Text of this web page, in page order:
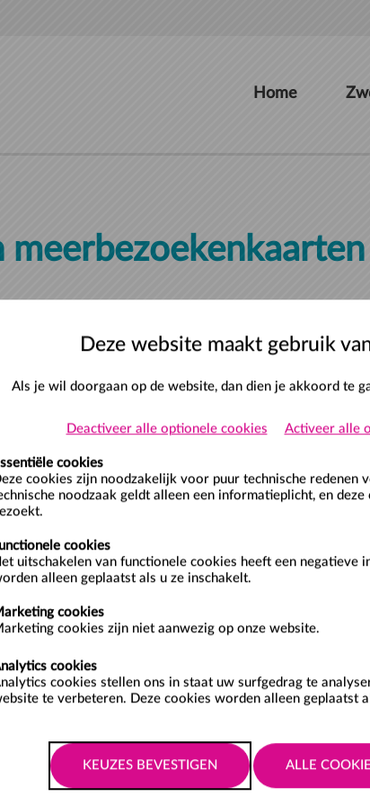
Home
iDEAL.
betaling verlengd en actief. Voor nieuwe abonnementen dien je
algemene voorwaarden van toepassing.
aqua-groepsles
Indien je de Meerbezoekenkaa...
Deze website maakt gebruik
Als je wil doorgaan op de website, dan dien je akkoord te
Deactiveer alle optionele cookies Activeer alle
cookies
cookies zijn noodzakelijk voor puur technische redenen
noodzaak geldt alleen een informatieplicht, en
cookies
uitschakelen van functionele cookies heeft een negatieve
alleen geplaatst als u ze inschakelt.
cookies
cookies zijn niet aanwezig op onze website.
cookies
cookies stellen ons in staat uw surfgedrag te
te verbeteren. Deze cookies worden alleen geplaatst